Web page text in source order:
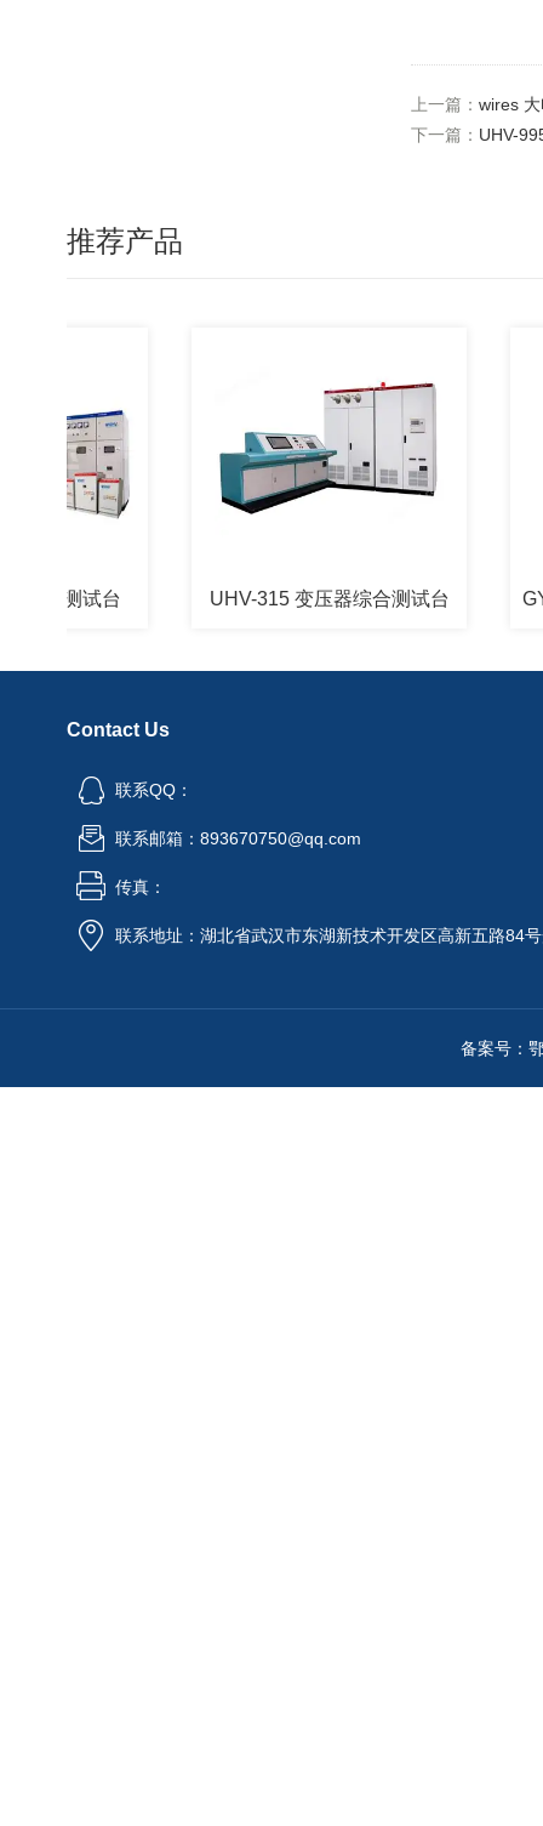
上一篇： wires
下一篇： UHV-
推荐产品
合测试台 UHV-315 变压器综合测试台
Contact Us
联系QQ：
联系邮箱：893670750@qq.com
传真：
联系地址：湖北省武汉市东湖新技术开发区高新五路84
备案号：